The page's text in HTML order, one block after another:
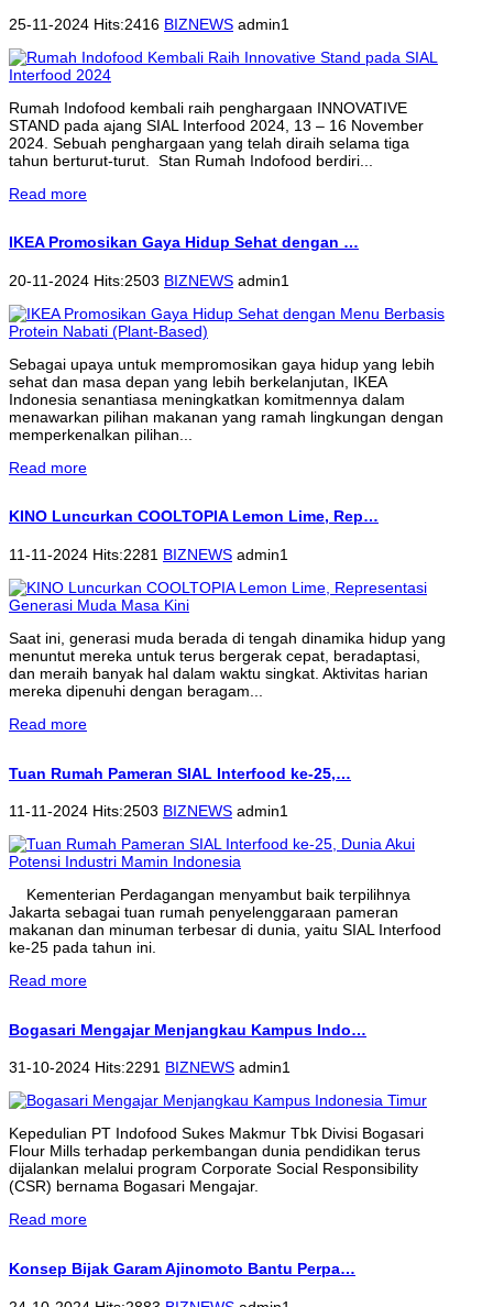
25-11-2024 Hits:2416 BIZNEWS admin1
Rumah Indofood kembali raih penghargaan INNOVATIVE
STAND pada ajang SIAL Interfood 2024, 13 – 16 November
2024. Sebuah penghargaan yang telah diraih selama tiga
tahun berturut-turut. Stan Rumah Indofood berdiri...
Read more
IKEA Promosikan Gaya Hidup Sehat dengan …
20-11-2024 Hits:2503 BIZNEWS admin1
Sebagai upaya untuk mempromosikan gaya hidup yang lebih
sehat dan masa depan yang lebih berkelanjutan, IKEA
Indonesia senantiasa meningkatkan komitmennya dalam
menawarkan pilihan makanan yang ramah lingkungan dengan
memperkenalkan pilihan...
Read more
KINO Luncurkan COOLTOPIA Lemon Lime, Rep…
11-11-2024 Hits:2281 BIZNEWS admin1
Saat ini, generasi muda berada di tengah dinamika hidup yang
menuntut mereka untuk terus bergerak cepat, beradaptasi,
dan meraih banyak hal dalam waktu singkat. Aktivitas harian
mereka dipenuhi dengan beragam...
Read more
Tuan Rumah Pameran SIAL Interfood ke-25,…
11-11-2024 Hits:2503 BIZNEWS admin1
Kementerian Perdagangan menyambut baik terpilihnya
Jakarta sebagai tuan rumah penyelenggaraan pameran
makanan dan minuman terbesar di dunia, yaitu SIAL Interfood
ke-25 pada tahun ini.
Read more
Bogasari Mengajar Menjangkau Kampus Indo…
31-10-2024 Hits:2291 BIZNEWS admin1
Kepedulian PT Indofood Sukes Makmur Tbk Divisi Bogasari
Flour Mills terhadap perkembangan dunia pendidikan terus
dijalankan melalui program Corporate Social Responsibility
(CSR) bernama Bogasari Mengajar.
Read more
Konsep Bijak Garam Ajinomoto Bantu Perpa…